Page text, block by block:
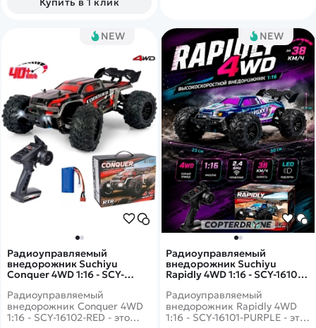
фары светятся во время
NEW
Радиоуправляемый
внедорожник Suchiyu
Conquer 4WD 1:16 - SCY-
Радиоуправляемый
внедорожник Conquer 4WD
1:16 - SCY-16102-RED - это
NEW
Радиоуправляемый
внедорожник Suchiyu
Rapidly 4WD 1:16 - SCY-16101-
Радиоуправляемый
внедорожник Rapidly 4WD
1:16 - SCY-16101-PURPLE - это